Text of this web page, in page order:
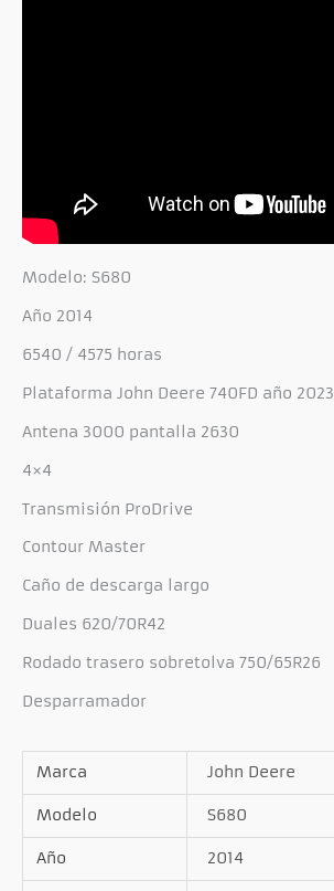
Modelo: S680
Año 2014
6540 / 4575 horas
Plataforma John Deere 740FD año 2023
Antena 3000 pantalla 2630
4×4
Transmisión ProDrive
Contour Master
Caño de descarga largo
Duales 620/70R42
Rodado trasero sobretolva 750/65R26
Desparramador
Marca John Deere
Modelo S680
Año 2014